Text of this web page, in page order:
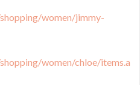
women/jimmy-
women/chloe/items.a